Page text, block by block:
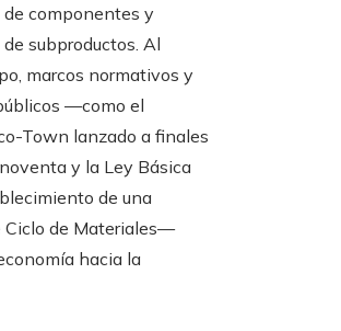
componentes y
subproductos. Al
marcos normativos y
—como el
Town lanzado a finales
y la Ley Básica
de una
Ciclo de Materiales—
hacia la